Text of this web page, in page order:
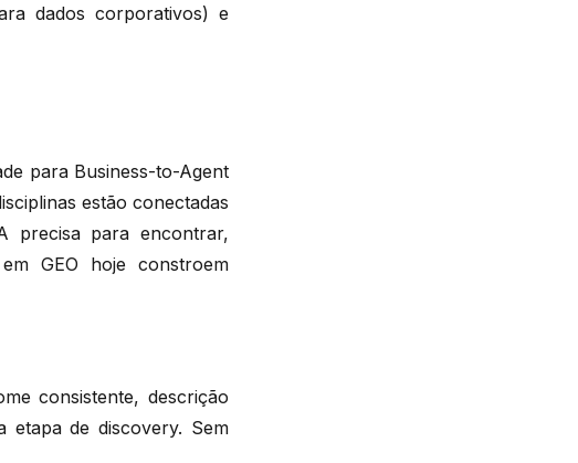
dados corporativos) e
para Business-to-Agent
estão conectadas
precisa para encontrar,
GEO hoje constroem
consistente, descrição
etapa de discovery. Sem